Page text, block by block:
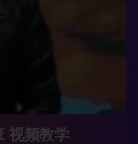
程宇老师 小升初作文大师专题班 视频教学